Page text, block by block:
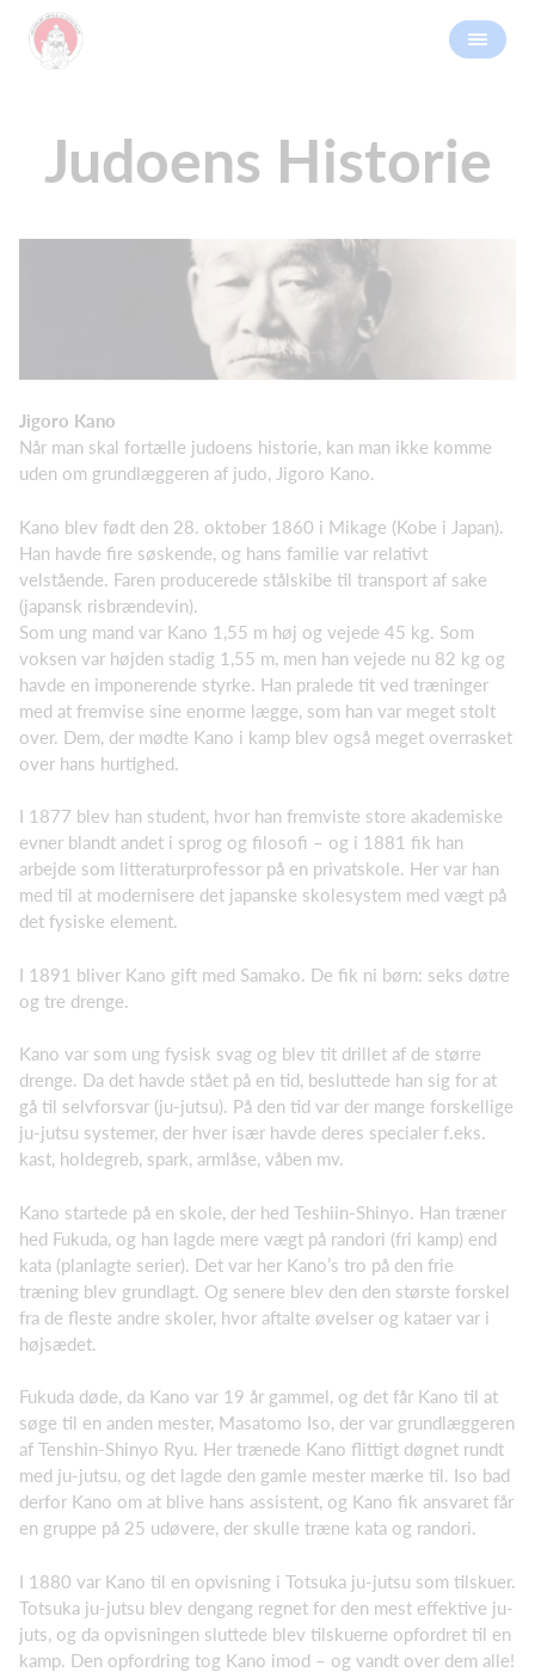
Judoens Historie
Jigoro Kano
Når man skal fortælle judoens historie, kan man ikke komme
uden om grundlæggeren af judo, Jigoro Kano.
Kano blev født den 28. oktober 1860 i Mikage (Kobe i Japan).
Han havde fire søskende, og hans familie var relativt
velstående. Faren producerede stålskibe til transport af sake
(japansk risbrændevin).
Som ung mand var Kano 1,55 m høj og vejede 45 kg. Som
voksen var højden stadig 1,55 m, men han vejede nu 82 kg og
havde en imponerende styrke. Han pralede tit ved træninger
med at fremvise sine enorme lægge, som han var meget stolt
over. Dem, der mødte Kano i kamp blev også meget overrasket
over hans hurtighed.
I 1877 blev han student, hvor han fremviste store akademiske
evner blandt andet i sprog og filosofi – og i 1881 fik han
arbejde som litteraturprofessor på en privatskole. Her var han
med til at modernisere det japanske skolesystem med vægt på
det fysiske element.
I 1891 bliver Kano gift med Samako. De fik ni børn: seks døtre
og tre drenge.
Kano var som ung fysisk svag og blev tit drillet af de større
drenge. Da det havde stået på en tid, besluttede han sig for at
gå til selvforsvar (ju-jutsu). På den tid var der mange forskellige
ju-jutsu systemer, der hver især havde deres specialer f.eks.
kast, holdegreb, spark, armlåse, våben mv.
Kano startede på en skole, der hed Teshiin-Shinyo. Han træner
hed Fukuda, og han lagde mere vægt på randori (fri kamp) end
kata (planlagte serier). Det var her Kano’s tro på den frie
træning blev grundlagt. Og senere blev den den største forskel
fra de fleste andre skoler, hvor aftalte øvelser og kataer var i
højsædet.
Fukuda døde, da Kano var 19 år gammel, og det får Kano til at
søge til en anden mester, Masatomo Iso, der var grundlæggeren
af Tenshin-Shinyo Ryu. Her trænede Kano flittigt døgnet rundt
med ju-jutsu, og det lagde den gamle mester mærke til. Iso bad
derfor Kano om at blive hans assistent, og Kano fik ansvaret får
en gruppe på 25 udøvere, der skulle træne kata og randori.
I 1880 var Kano til en opvisning i Totsuka ju-jutsu som tilskuer.
Totsuka ju-jutsu blev dengang regnet for den mest effektive ju-
juts, og da opvisningen sluttede blev tilskuerne opfordret til en
kamp. Den opfordring tog Kano imod – og vandt over dem alle!